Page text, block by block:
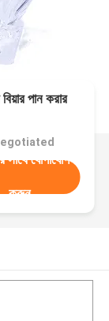
পান করার
সাথে যোগাযোগ
করুন